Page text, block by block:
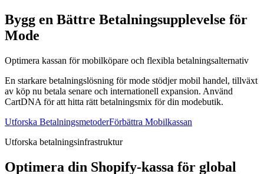
Bygg en Bättre Betalningsupplevelse för
Mode
Optimera kassan för mobilköpare och flexibla betalningsalternativ
En starkare betalningslösning för mode stödjer mobil handel, tillväxt
av köp nu betala senare och internationell expansion. Använd
CartDNA för att hitta rätt betalningsmix för din modebutik.
Utforska BetalningsmetoderFörbättra Mobilkassan
Utforska betalningsinfrastruktur
Optimera din Shopify-kassa för global